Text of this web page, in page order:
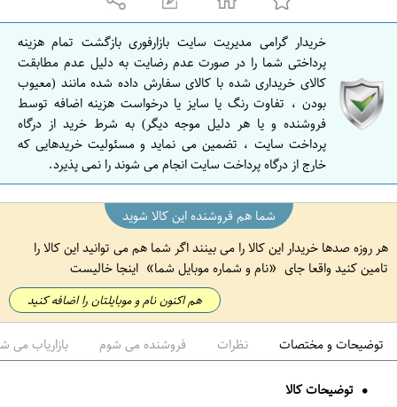
ص
ف
ا
ن
خریدار گرامی مدیریت سایت بازارفوری بازگشت تمام هزینه
پرداختی شما را در صورت عدم رضایت به دلیل عدم مطابقت
کالای خریداری شده با کالای سفارش داده شده مانند (معیوب
بودن ، تفاوت رنگ یا سایز یا درخواست هزینه اضافه توسط
فروشنده و یا هر دلیل موجه دیگر) به شرط خرید از درگاه
پرداخت سایت ، تضمین می نماید و مسئولیت خریدهایی که
خارج از درگاه پرداخت سایت انجام می شوند را نمی پذیرد.
شما هم فروشنده این کالا شوید
هر روزه صدها خریدار این کالا را می بینند اگر شما هم می توانید این کالا را
تامین کنید واقعا جای
نام و شماره موبایل شما اینجا خالیست
هم اکنون نام و موبایلتان را اضافه کنید
توضیحات و مختصات نظرات فروشنده می شوم بازاریاب می
توضیحات کالا